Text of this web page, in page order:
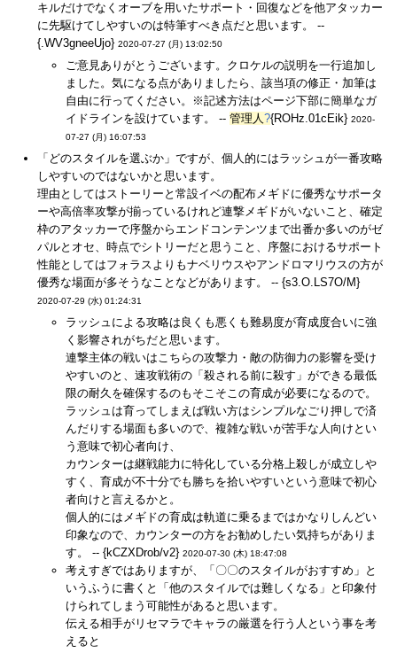
キルだけでなくオーブを用いたサポート・回復などを他アタッカー
に先駆けてしやすいのは特筆すべき点だと思います。 --
{.WV3gneeUjo} 2020-07-27 (月) 13:02:50
ご意見ありがとうございます。クロケルの説明を一行追加し
ました。気になる点がありましたら、該当項の修正・加筆は
自由に行ってください。※記述方法はページ下部に簡単なガ
イドラインを設けています。 -- 管理人?{ROHz.01cEik} 2020-
07-27 (月) 16:07:53
「どのスタイルを選ぶか」ですが、個人的にはラッシュが一番攻略
しやすいのではないかと思います。
理由としてはストーリーと常設イベの配布メギドに優秀なサポータ
ーや高倍率攻撃が揃っているけれど連撃メギドがいないこと、確定
枠のアタッカーで序盤からエンドコンテンツまで出番か多いのがゼ
パルとオセ、時点でシトリーだと思うこと、序盤におけるサポート
性能としてはフォラスよりもナベリウスやアンドロマリウスの方が
優秀な場面が多そうなことなどがあります。 -- {s3.O.LS7O/M}
2020-07-29 (水) 01:24:31
ラッシュによる攻略は良くも悪くも難易度が育成度合いに強
く影響されがちだと思います。
連撃主体の戦いはこちらの攻撃力・敵の防御力の影響を受け
やすいのと、速攻戦術の「殺される前に殺す」ができる最低
限の耐久を確保するのもそこそこの育成が必要になるので。
ラッシュは育ってしまえば戦い方はシンプルなごり押しで済
んだりする場面も多いので、複雑な戦いが苦手な人向けとい
う意味で初心者向け、
カウンターは継戦能力に特化している分格上殺しが成立しや
すく、育成が不十分でも勝ちを拾いやすいという意味で初心
者向けと言えるかと。
個人的にはメギドの育成は軌道に乗るまではかなりしんどい
印象なので、カウンターの方をお勧めしたい気持ちがありま
す。 -- {kCZXDrob/v2} 2020-07-30 (木) 18:47:08
考えすぎではありますが、「〇〇のスタイルがおすすめ」と
いうふうに書くと「他のスタイルでは難しくなる」と印象付
けられてしまう可能性があると思います。
伝える相手がリセマラでキャラの厳選を行う人という事を考
えると